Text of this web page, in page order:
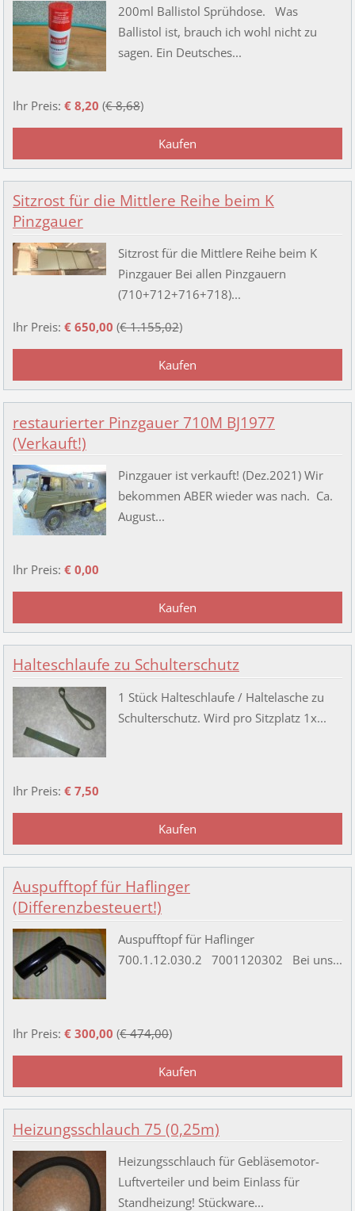
200ml Ballistol Sprühdose. Was
Ballistol ist, brauch ich wohl nicht zu
sagen. Ein Deutsches...
Ihr Preis: € 8,20 (€ 8,68)
Sitzrost für die Mittlere Reihe beim K
Pinzgauer
Sitzrost für die Mittlere Reihe beim K
Pinzgauer Bei allen Pinzgauern
(710+712+716+718)...
Ihr Preis: € 650,00 (€ 1.155,02)
restaurierter Pinzgauer 710M BJ1977
(Verkauft!)
Pinzgauer ist verkauft! (Dez.2021) Wir
bekommen ABER wieder was nach. Ca.
August...
Ihr Preis: € 0,00
Halteschlaufe zu Schulterschutz
1 Stück Halteschlaufe / Haltelasche zu
Schulterschutz. Wird pro Sitzplatz 1x...
Ihr Preis: € 7,50
Auspufftopf für Haflinger
(Differenzbesteuert!)
Auspufftopf für Haflinger
700.1.12.030.2 7001120302 Bei uns...
Ihr Preis: € 300,00 (€ 474,00)
Heizungsschlauch 75 (0,25m)
Heizungsschlauch für Gebläsemotor-
Luftverteiler und beim Einlass für
Standheizung! Stückware...